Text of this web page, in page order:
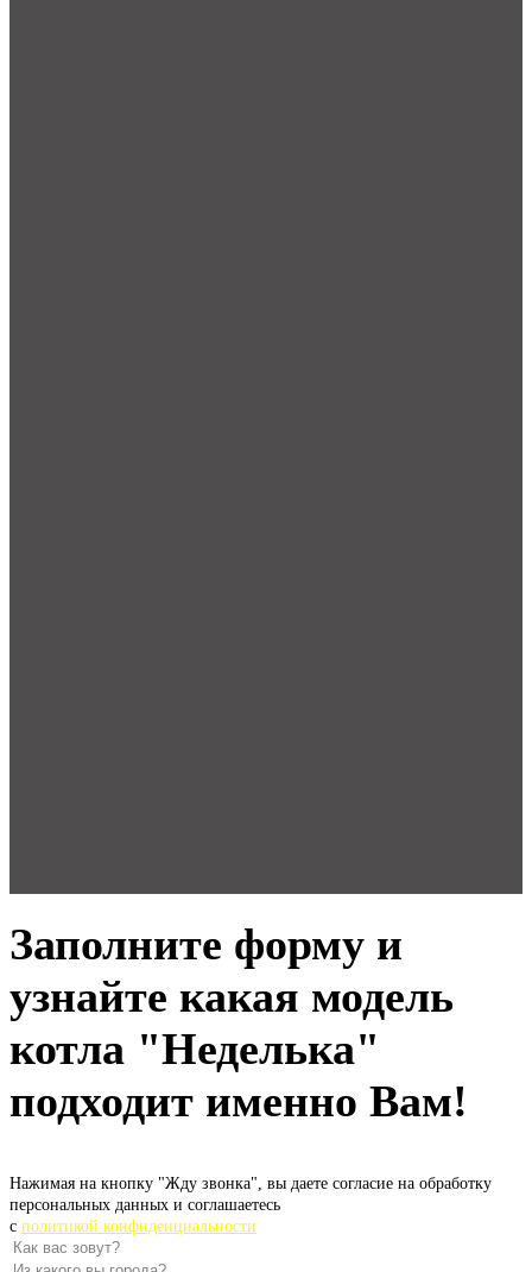
Заполните форму и
узнайте какая модель
котла "Неделька"
подходит именно Вам!
Нажимая на кнопку "Жду звонка", вы даете согласие на обработку
персональных данных и соглашаетесь
c политикой конфиденциальности